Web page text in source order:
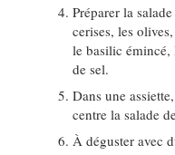
Préparer la
cerises, les
le basilic
de sel.
Dans une
centre la salade
À déguster avec